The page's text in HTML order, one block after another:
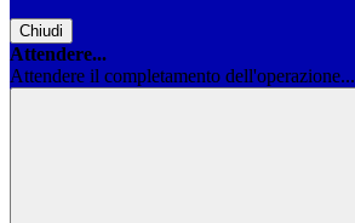
Chiudi
Attendere...
Attendere il completamento dell'operazione...